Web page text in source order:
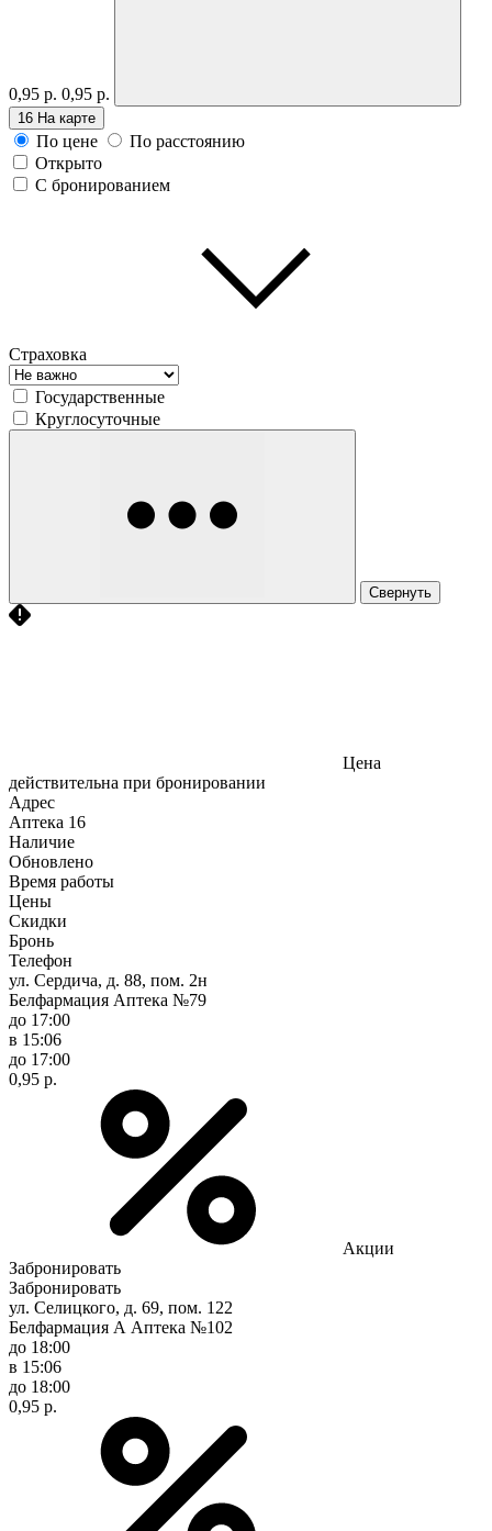
0,95 р. 0,95 р.
16 На карте
По цене
По расстоянию
Открыто
С бронированием
Страховка
Государственные
Круглосуточные
Свернуть
Цена
действительна при бронировании
Адрес
Аптека 16
Наличие
Обновлено
Время работы
Цены
Скидки
Бронь
Телефон
ул. Сердича, д. 88, пом. 2н
Белфармация Аптека №79
до 17:00
в 15:06
до 17:00
0,95 р.
Акции
Забронировать
Забронировать
ул. Селицкого, д. 69, пом. 122
Белфармация А Аптека №102
до 18:00
в 15:06
до 18:00
0,95 р.